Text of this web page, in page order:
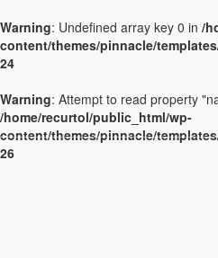
Warning: Undefined array key 0 in /
content/themes/pinnacle/
24
Warning: Attempt to read property
/home/recurtol/public_html/wp-
content/themes/pinnacle/
26